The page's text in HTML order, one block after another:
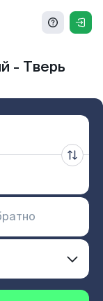
- Тверь